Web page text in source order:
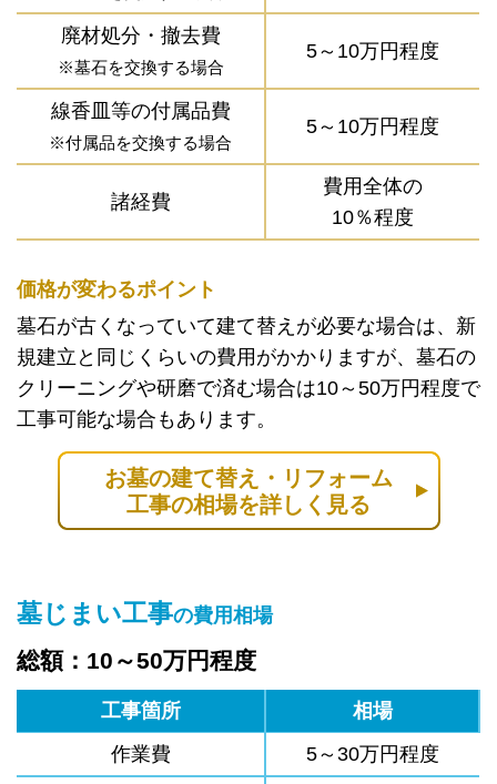
廃材処分・撤去費
※墓石を交換する場合
5～10万円程度
線香皿等の付属品費
※付属品を交換する場合
5～10万円程度
諸経費
費用全体の
10％程度
価格が変わるポイント
墓石が古くなっていて建て替えが必要な場合は、新
規建立と同じくらいの費用がかかりますが、墓石の
クリーニングや研磨で済む場合は10～50万円程度で
工事可能な場合もあります。
お墓の建て替え・リフォーム
工事の相場を詳しく見る
墓じまい工事の費用相場
総額：10～50万円程度
工事箇所
相場
作業費
5～30万円程度